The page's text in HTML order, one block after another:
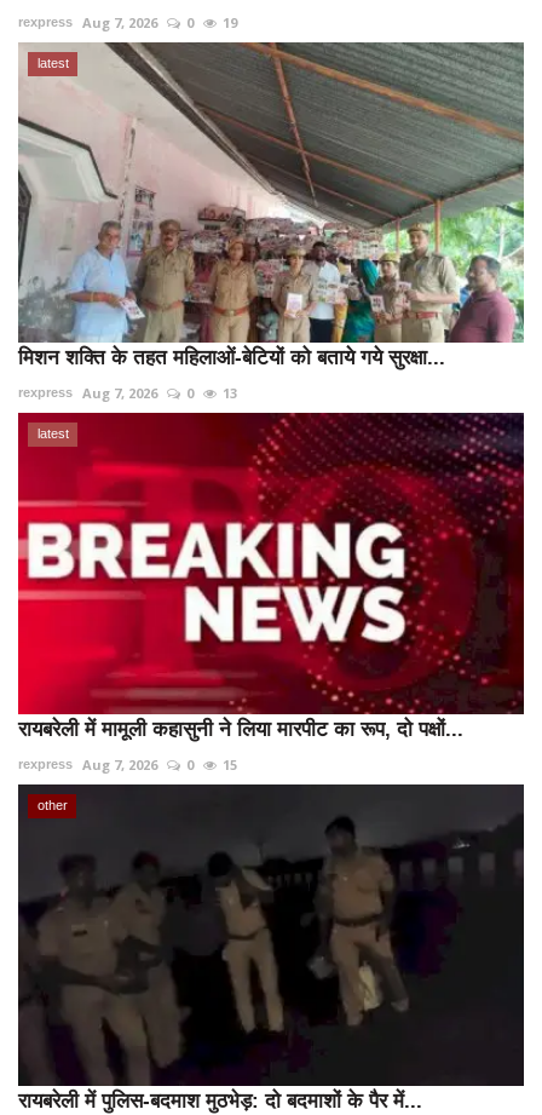
rexpress Aug 7, 2026 0 19
latest
मिशन शक्ति के तहत महिलाओं-बेटियों को बताये गये सुरक्षा...
rexpress Aug 7, 2026 0 13
latest
रायबरेली में मामूली कहासुनी ने लिया मारपीट का रूप, दो पक्षों...
rexpress Aug 7, 2026 0 15
other
रायबरेली में पुलिस-बदमाश मुठभेड़: दो बदमाशों के पैर में...